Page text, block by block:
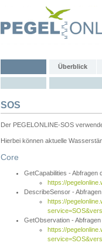
Überblick
SOS
Der PEGELONLINE-SOS
Hierbei können aktuelle
Core
GetCapabilities - Abfragen
https://
DescribeSensor -
https://
GetObservation -
https://